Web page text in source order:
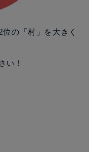
の「村」を大きく
い！